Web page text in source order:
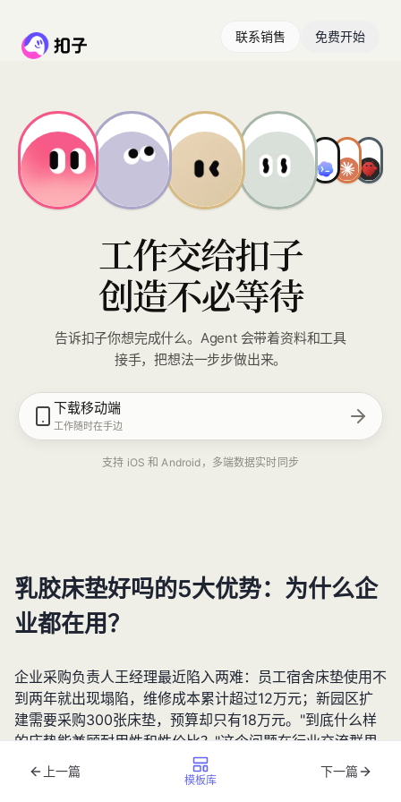
联系销售 免费开始
工作交给扣子
创造不必等待
告诉扣子你想完成什么。Agent 会带着资料和工具
接手，把想法一步步做出来。
下载移动端
工作随时在手边
支持 iOS 和 Android，多端数据实时同步
乳胶床垫好吗的5大优势：为什么企
业都在用？
企业采购负责人王经理最近陷入两难：员工宿舍床垫使用不
到两年就出现塌陷，维修成本累计超过12万元；新园区扩
建需要采购300张床垫，预算却只有18万元。"到底什么样
的床垫能兼顾耐用性和性价比？"这个问题在行业交流群里
引发热议，80%的回复都提到了同一个答案——乳胶床
乳胶床垫好吗
？这个曾经只在高端家居卖场出现的产
上一篇
模板库
下一篇